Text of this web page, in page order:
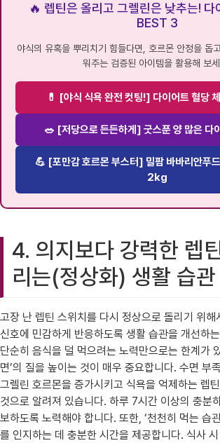
🔥 렙틴은 올리고 그렐린은 낮추는! 다
BEST 3
야식의 유혹을 뿌리치기 힘들다면, 호르몬 안정을 돕
워주는 검증된 아이템을 활용해 보
💊 [야식 식욕 완전 컷팅!] 다이어트 혈당
🥗 [저당으로 든든하게] 굿스푼 양 많은 다
💪 [포만감 호르몬 부스터] 밀팜 바바리안푸
2kg
4. 의지보다 강력한 렙
리는(정상화) 생활 습관
고장 난 렙틴 스위치를 다시 정상으로 돌리기 위해
신호에 민감하게 반응하도록 생활 습관을 개선하
단순히 음식을 덜 먹으려는 노력만으로는 한계가
면’의 질을 높이는 것이 매우 중요합니다. 수면 부
그렐린 호르몬을 증가시키고 식욕을 억제하는 렙
것으로 알려져 있습니다. 하루 7시간 이상의 충분
보하도록 노력해야 합니다. 또한, ‘천천히 먹는 습
를 인지하는 데 충분한 시간을 제공합니다. 식사